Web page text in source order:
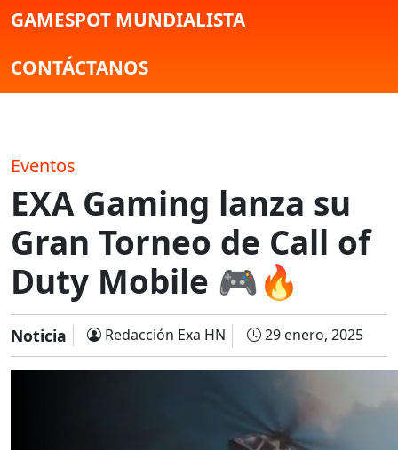
GAMESPOT MUNDIALISTA
CONTÁCTANOS
Eventos
EXA Gaming lanza su
Gran Torneo de Call of
Duty Mobile 🎮🔥
Noticia Redacción Exa HN 29 enero, 2025